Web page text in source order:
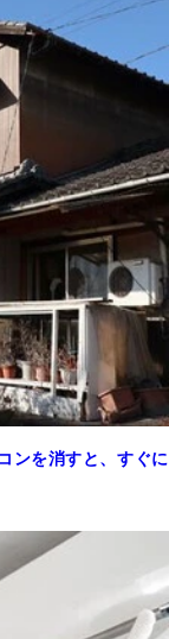
ンを消すと、すぐに